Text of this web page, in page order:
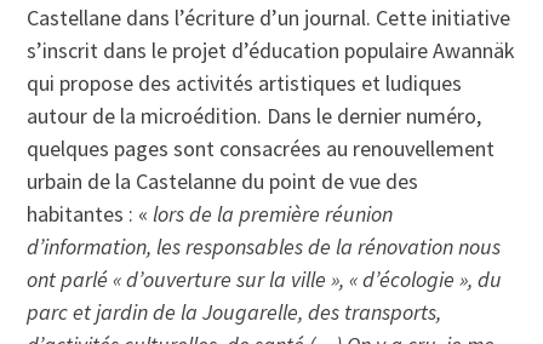
Castellane dans l’écriture d’un journal. Cette initiative
s’inscrit dans le projet d’éducation populaire Awannäk
qui propose des activités artistiques et ludiques
autour de la microédition. Dans le dernier numéro,
quelques pages sont consacrées au renouvellement
urbain de la Castelanne du point de vue des
habitantes : « lors de la première réunion
d’information, les responsables de la rénovation nous
ont parlé « d’ouverture sur la ville », « d’écologie », du
parc et jardin de la Jougarelle, des transports,